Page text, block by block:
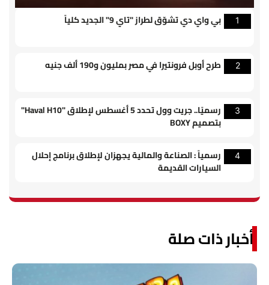
1 بي واي دي تشوّق لطراز "تاي 9" الجديد كلياً
2 طرح أوبل فرونتيرا في مصر بمليون و190 ألف جنيه
3
رسميًا.. جريت وول تحدد 5 أغسطس لإطلاق "Haval H10"
بتصميم BOXY
4
رسمياً : الصناعة والمالية يجهزان لإطلاق برنامج إحلال
السيارات القديمة
أخبار ذات صلة